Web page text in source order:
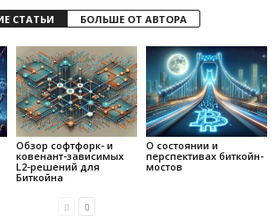
СТАТЬИ БОЛЬШЕ ОТ АВТОРА
Обзор софтфорк- и
ковенант-зависимых
L2-решений для
Биткойна
О состоянии и
перспективах биткойн-
мостов